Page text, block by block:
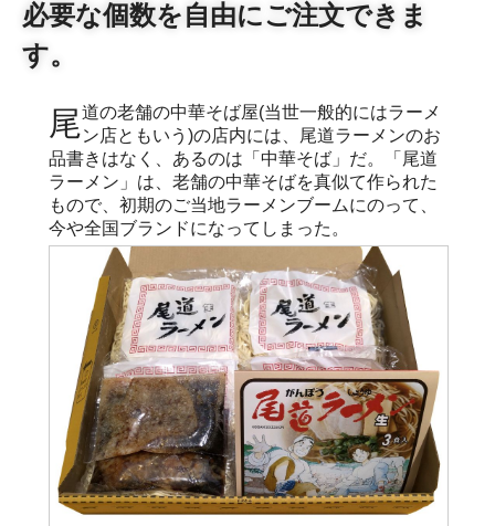
必要な個数を自由にご注文できま
す。
尾道の老舗の中華そば屋(当世一般的にはラーメ ン店ともいう)の店内には、尾道ラーメンのお
品書きはなく、あるのは「中華そば」だ。「尾道
ラーメン」は、老舗の中華そばを真似て作られた
もので、初期のご当地ラーメンブームにのって、
今や全国ブランドになってしまった。